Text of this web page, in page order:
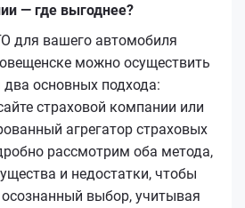
— где выгоднее?
для вашего автомобиля
можно осуществить
два основных подхода:
страховой компании или
агрегатор страховых
рассмотрим оба метода,
и недостатки, чтобы
выбор, учитывая